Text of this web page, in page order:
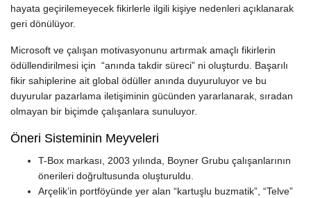
hayata geçirilemeyecek fikirlerle ilgili kişiye nedenleri açıklanarak
geri dönülüyor.
Microsoft ve çalışan motivasyonunu artırmak amaçlı fikirlerin
ödüllendirilmesi için “anında takdir süreci” ni oluşturdu. Başarılı
fikir sahiplerine ait global ödüller anında duyuruluyor ve bu
duyurular pazarlama iletişiminin gücünden yararlanarak, sıradan
olmayan bir biçimde çalışanlara sunuluyor.
Öneri Sisteminin Meyveleri
T-Box markası, 2003 yılında, Boyner Grubu çalışanlarının
önerileri doğrultusunda oluşturuldu.
Arçelik’in portföyünde yer alan “kartuşlu buzmatik”, “Telve”